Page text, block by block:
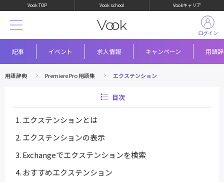
Vook TOP Vook school Vookキャリア
記事 イベント 求人情報 キャンペーン 用語
ログイン
用語辞典 Premiere Pro 用語集 エクステンション
目次
エクステンションとは
エクステンションの表示
Exchangeでエクステンションを検索
おすすめエクステンション